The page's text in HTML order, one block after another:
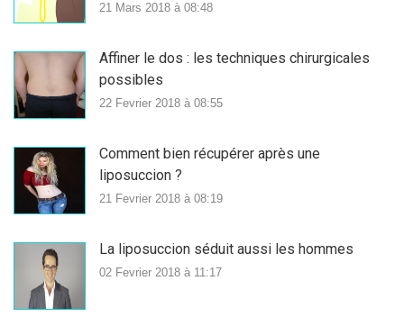
21 Mars 2018 à 08:48
Affiner le dos : les techniques chirurgicales
possibles
22 Fevrier 2018 à 08:55
Comment bien récupérer après une
liposuccion ?
21 Fevrier 2018 à 08:19
La liposuccion séduit aussi les hommes
02 Fevrier 2018 à 11:17